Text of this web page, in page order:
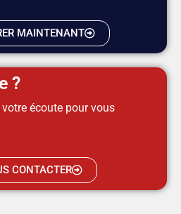
MAINTENANT
?
écoute pour vous
CONTACTER